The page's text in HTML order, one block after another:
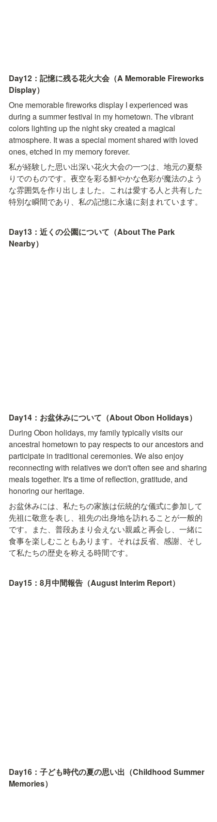
Day12：記憶に残る花火大会（A Memorable Fireworks
Display）
One memorable fireworks display I experienced was
during a summer festival in my hometown. The vibrant
colors lighting up the night sky created a magical
atmosphere. It was a special moment shared with loved
ones, etched in my memory forever.
私が経験した思い出深い花火大会の一つは、地元の夏祭
りでのものです。夜空を彩る鮮やかな色彩が魔法のよう
な雰囲気を作り出しました。これは愛する人と共有した
特別な瞬間であり、私の記憶に永遠に刻まれています。
Day13：近くの公園について（About The Park
Nearby）
Day14：お盆休みについて（About Obon Holidays）
During Obon holidays, my family typically visits our
ancestral hometown to pay respects to our ancestors and
participate in traditional ceremonies. We also enjoy
reconnecting with relatives we don't often see and sharing
meals together. It's a time of reflection, gratitude, and
honoring our heritage.
お盆休みには、私たちの家族は伝統的な儀式に参加して
先祖に敬意を表し、祖先の出身地を訪れることが一般的
です。また、普段あまり会えない親戚と再会し、一緒に
食事を楽しむこともあります。それは反省、感謝、そし
て私たちの歴史を称える時間です。
Day15：8月中間報告（August Interim Report）
Day16：子ども時代の夏の思い出（Childhood Summer
Memories）